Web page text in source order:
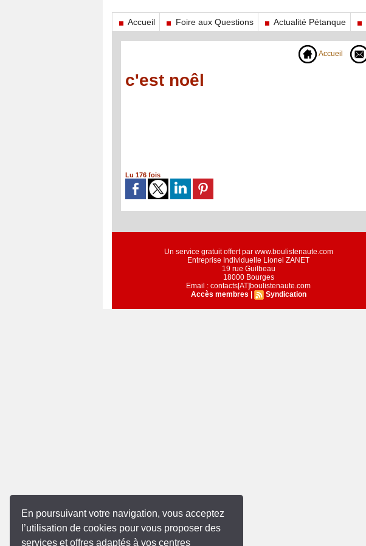
En poursuivant votre navigation, vous acceptez
l’utilisation de cookies pour vous proposer des
services et offres adaptés à vos centres
Accueil Foire aux Questions Actualité Pétanque
Accueil
c'est noêl
Lu 176 fois
Un service gratuit offert par www.boulistenaute.com
Entreprise Individuelle Lionel ZANET
19 rue Guilbeau
18000 Bourges
Email : contacts[AT]boulistenaute.com
Accès membres
Syndication